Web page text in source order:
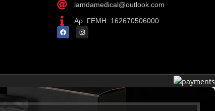
lamdamedical@outlook.com
Αρ. ΓΕΜΗ: 162670506000